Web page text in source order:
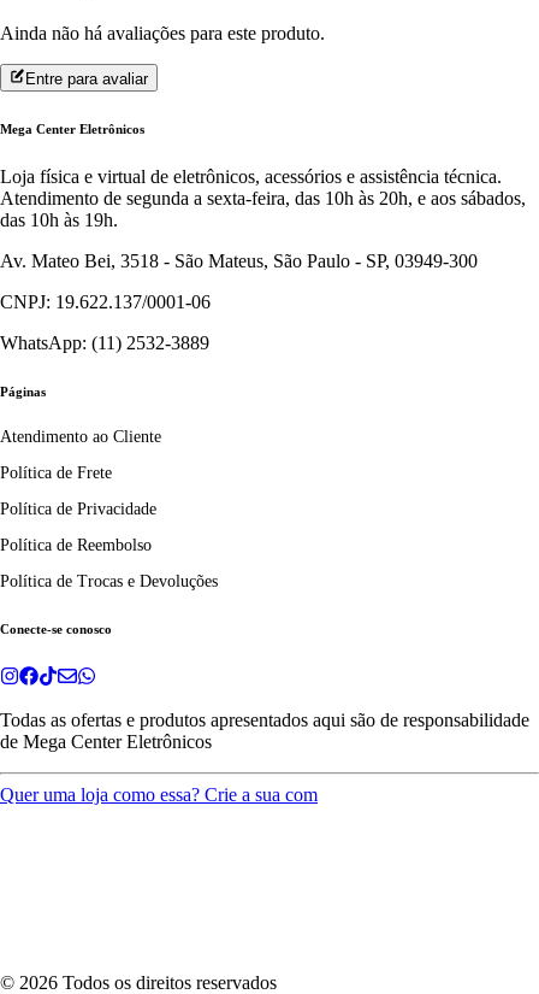
Ainda não há avaliações para este produto.
Entre para avaliar
Mega Center Eletrônicos
Loja física e virtual de eletrônicos, acessórios e assistência técnica.
Atendimento de segunda a sexta-feira, das 10h às 20h, e aos sábados,
das 10h às 19h.
Av. Mateo Bei, 3518 - São Mateus, São Paulo - SP, 03949-300
CNPJ: 19.622.137/0001-06
WhatsApp: (11) 2532-3889
Páginas
Atendimento ao Cliente
Política de Frete
Política de Privacidade
Política de Reembolso
Política de Trocas e Devoluções
Conecte-se conosco
Todas as ofertas e produtos apresentados aqui são de responsabilidade
de Mega Center Eletrônicos
Quer uma loja como essa? Crie a sua com
© 2026 Todos os direitos reservados